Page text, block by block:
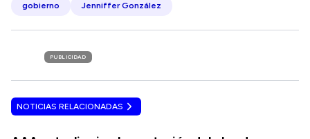
gobierno Jenniffer González
PUBLICIDAD
NOTICIAS RELACIONADAS